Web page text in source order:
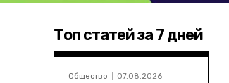
Топ статей за 7 дней
Общество 07.08.2026